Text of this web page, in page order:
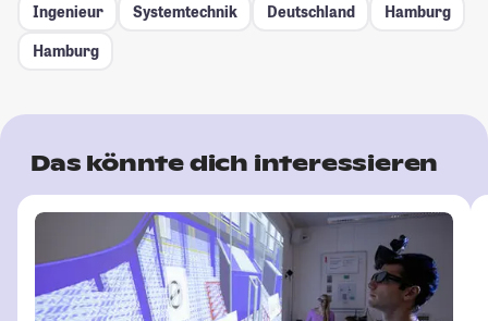
Ingenieur
Systemtechnik Deutschland
Hamburg
Hamburg
Das könnte dich interessieren